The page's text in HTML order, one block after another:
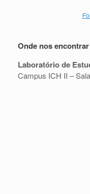
Onde nos encontrar
Laboratório de
Campus ICH II –